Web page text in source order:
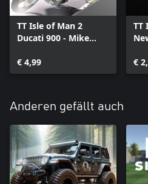
TT Isle of Man 2
Ducati 900 - Mike
€ 4,99
TT
€
Anderen gefällt auch